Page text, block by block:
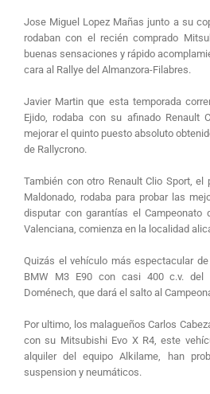
Jose Miguel Lopez Mañas junto a su
rodaban con el recién comprado
buenas sensaciones y rápido
cara al Rallye del Almanzora-Filabres.
Javier Martin que esta temporada
Ejido, rodaba con su afinado Renault
mejorar el quinto puesto absoluto
de Rallycrono.
También con otro Renault Clio Sport, el
Maldonado, rodaba para probar las
disputar con garantías el Campeonato
Valenciana, comienza en la localidad
Quizás el vehículo más espectacular
BMW M3 E90 con casi 400 c.v. del
Doménech, que dará el salto al
Por ultimo, los malagueños Carlos
con su Mitsubishi Evo X R4, este
alquiler del equipo Alkilame, han
suspension y neumáticos.